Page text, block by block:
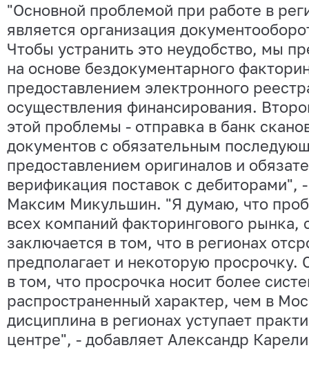
"Основной проблемой при работе в
является организация
Чтобы устранить это неудобство, мы
на основе бездокументарного
предоставлением электронного
осуществления финансирования.
этой проблемы - отправка в банк
документов с обязательным
предоставлением оригиналов и
верификация поставок с дебиторами",
Максим Микульшин. "Я думаю, что
всех компаний факторингового рынка,
заключается в том, что в регионах
предполагает и некоторую просрочку.
в том, что просрочка носит более
распространенный характер, чем в
дисциплина в регионах уступает
центре", - добавляет Александр